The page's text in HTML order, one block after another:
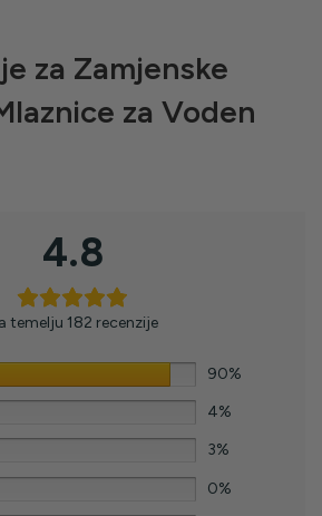
za Zamjenske
za Voden
4.8
temelju 182 recenzije
90%
4%
3%
0%